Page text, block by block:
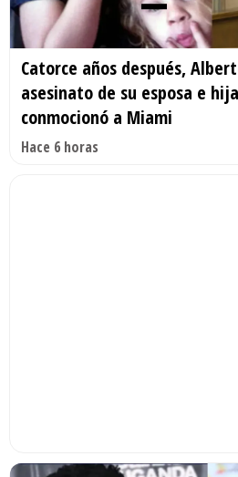
Catorce años después,
asesinato de su esposa e
conmocionó a Miami
Hace 6 horas